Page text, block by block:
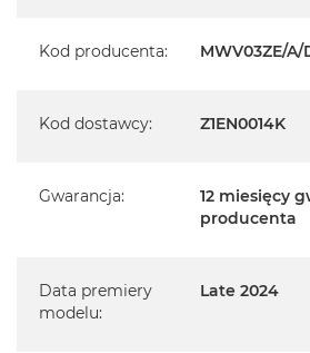
Istnieje możliwość przedłużenia
Posiada fabryczne
polskim oraz polskie menu
Kod producenta: MWV03ZE/A/
Kod dostawcy: Z1EN0014K
Gwarancja:
12 miesięcy
producenta
Data premiery
modelu:
Late 2024